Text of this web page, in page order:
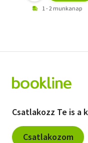
1 - 2 munkanap
Csatlakozz Te is a
Csatlakozom